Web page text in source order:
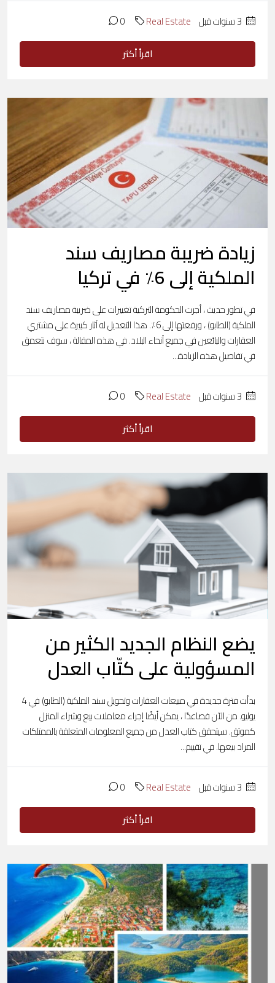
Real Estate
0
اقرأ أكثر
زيادة ضريبة مصاريف سند
الملكية إلى 6٪ في تركيا
في تطور حديث ، أجرت الحكومة التركية تغييرات على ضريبة مصاريف سند
الملكية (الطابو) ، ورفعتها إلى 6٪. هذا التعديل له آثار كبيرة على مشتري
العقارات والبائعين في جميع أنحاء البلاد. في هذه المقالة ، سوف نتعمق
في تفاصيل هذه الزيادة...
Real Estate
0
اقرأ أكثر
يضع النظام الجديد الكثير من
المسؤولية على كتّاب العدل
بدأت فترة جديدة في مبيعات العقارات وتحويل سند الملكية (الطابو) في 4
يوليو. من الآن فصاعدًا ، يمكن أيضًا إجراء معاملات بيع وشراء المنزل
كموثق. سيتحقق كتاب العدل من جميع المعلومات المتعلقة بالممتلكات
المراد بيعها. في تقييم...
Real Estate
0
اقرأ أكثر